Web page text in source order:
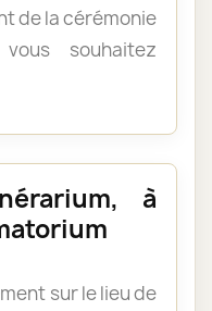
de la cérémonie
souhaitez
à
sur le lieu de